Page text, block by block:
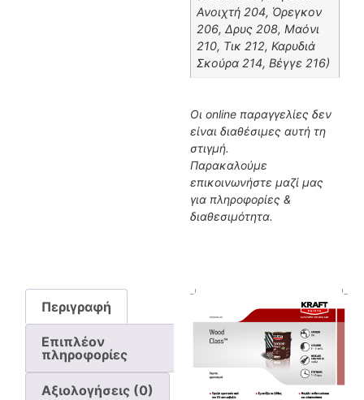
Ανοιχτή 204, Όρεγκον
206, Δρυς 208, Μαόνι
210, Τικ 212, Καρυδιά
Σκούρα 214, Βέγγε 216)
Οι online παραγγελίες δεν
είναι διαθέσιμες αυτή τη
στιγμή.
Παρακαλούμε
επικοινωνήστε μαζί μας
για πληροφορίες &
διαθεσιμότητα.
Περιγραφή
Επιπλέον
πληροφορίες
Αξιολογήσεις (0)